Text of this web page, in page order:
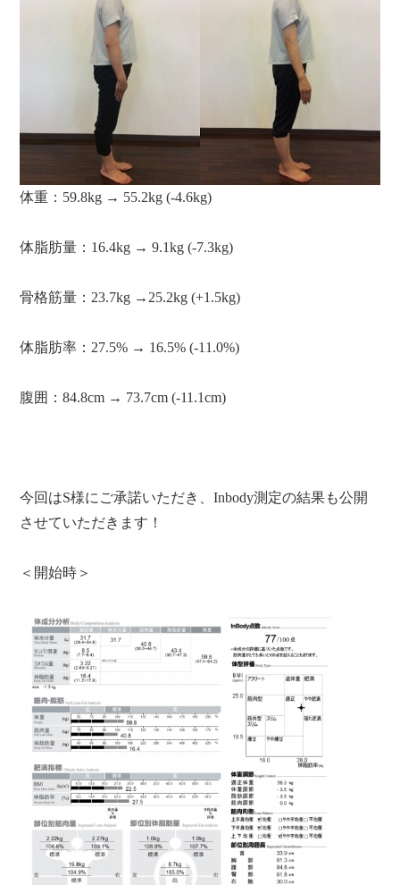
体重：59.8kg → 55.2kg (-4.6kg)
体脂肪量：16.4kg → 9.1kg (-7.3kg)
骨格筋量：23.7kg →25.2kg (+1.5kg)
体脂肪率：27.5% → 16.5% (-11.0%)
腹囲：84.8cm → 73.7cm (-11.1cm)
今回はS様にご承諾いただき、Inbody測定の結果も公開
させていただきます！
＜開始時＞